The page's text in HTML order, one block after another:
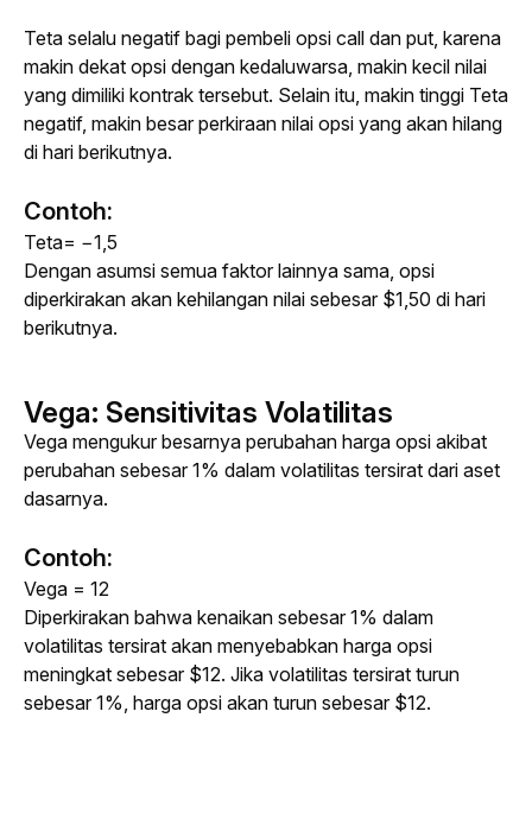
Teta selalu negatif bagi pembeli opsi call dan put, karena
makin dekat opsi dengan kedaluwarsa, makin kecil nilai
yang dimiliki kontrak tersebut. Selain itu, makin tinggi Teta
negatif, makin besar perkiraan nilai opsi yang akan hilang
di hari berikutnya.
Contoh:
Teta= −1,5
Dengan asumsi semua faktor lainnya sama, opsi
diperkirakan akan kehilangan nilai sebesar $1,50 di hari
berikutnya.
Vega: Sensitivitas Volatilitas
Vega mengukur besarnya perubahan harga opsi akibat
perubahan sebesar 1% dalam volatilitas tersirat dari aset
dasarnya.
Contoh:
Vega = 12
Diperkirakan bahwa kenaikan sebesar 1% dalam
volatilitas tersirat akan menyebabkan harga opsi
meningkat sebesar $12. Jika volatilitas tersirat turun
sebesar 1%, harga opsi akan turun sebesar $12.